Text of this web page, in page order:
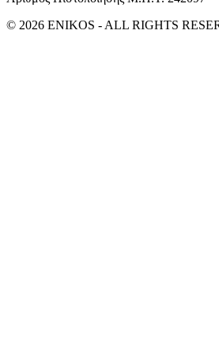
© 2026 ENIKOS - ALL RIGHTS